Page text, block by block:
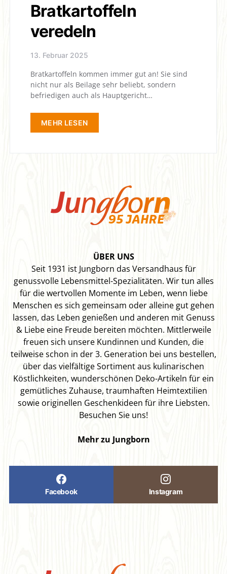
Bratkartoffeln
veredeln
13. Februar 2025
Bratkartoffeln kommen immer gut an! Sie sind
nicht nur als Beilage sehr beliebt, sondern
befriedigen auch als Hauptgericht…
MEHR LESEN
ÜBER UNS
Seit 1931 ist Jungborn das Versandhaus für
genussvolle Lebensmittel-Spezialitäten. Wir tun alles
für die wertvollen Momente im Leben, wenn liebe
Menschen es sich gemeinsam oder alleine gut gehen
lassen, das Leben genießen und anderen mit Genuss
& Liebe eine Freude bereiten möchten. Mittlerweile
freuen sich unsere Kundinnen und Kunden, die
teilweise schon in der 3. Generation bei uns bestellen,
über das vielfältige Sortiment aus kulinarischen
Köstlichkeiten, wunderschönen Deko-Artikeln für ein
gemütliches Zuhause, traumhaften Heimtextilien
sowie originellen Geschenkideen für ihre Liebsten.
Besuchen Sie uns!
Mehr zu Jungborn
Facebook Instagram